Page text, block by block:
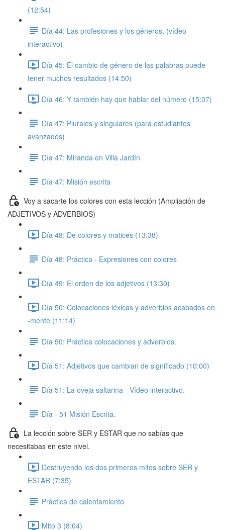
(12:54)
Día 44: Las profesiones y los géneros. (vídeo
interactivo)
Día 45: El cambio de género de las palabras puede
tener muchos resultados (14:50)
Día 46: Y también hay que hablar del número (15:07)
Día 47: Plurales y singulares (para estudiantes
avanzados)
Día 47: Miranda en Villa Jardín
Día 47: Misión escrita
Voy a sacarte los colores con esta lección (Ampliación de
ADJETIVOS y ADVERBIOS)
Día 48: De colores y matices (13:38)
Día 48: Práctica - Expresiones con colores
Día 49: El orden de los adjetivos (13:30)
Día 50: Colocaciones léxicas y adverbios acabados en
-mente (11:14)
Día 50: Práctica colocaciones y adverbios.
Día 51: Adjetivos que cambian de significado (10:00)
Día 51: La oveja saltarina - Vídeo interactivo.
Día - 51 Misión Escrita.
La lección sobre SER y ESTAR que no sabías que
necesitabas en este nivel.
Destruyendo los dos primeros mitos sobre SER y
ESTAR (7:35)
Práctica de calentamiento
Mito 3 (8:04)